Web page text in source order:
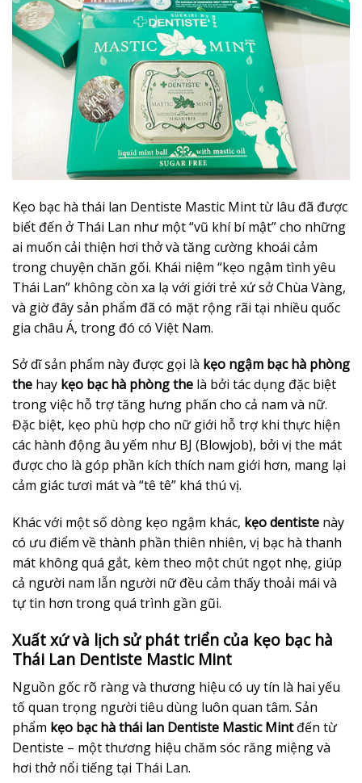
Kẹo bạc hà thái lan Dentiste Mastic Mint từ lâu đã được
biết đến ở Thái Lan như một “vũ khí bí mật” cho những
ai muốn cải thiện hơi thở và tăng cường khoái cảm
trong chuyện chăn gối. Khái niệm “kẹo ngậm tình yêu
Thái Lan” không còn xa lạ với giới trẻ xứ sở Chùa Vàng,
và giờ đây sản phẩm đã có mặt rộng rãi tại nhiều quốc
gia châu Á, trong đó có Việt Nam.
Sở dĩ sản phẩm này được gọi là kẹo ngậm bạc hà phòng
the hay kẹo bạc hà phòng the là bởi tác dụng đặc biệt
trong việc hỗ trợ tăng hưng phấn cho cả nam và nữ.
Đặc biệt, kẹo phù hợp cho nữ giới hỗ trợ khi thực hiện
các hành động âu yếm như BJ (Blowjob), bởi vị the mát
được cho là góp phần kích thích nam giới hơn, mang lại
cảm giác tươi mát và “tê tê” khá thú vị.
Khác với một số dòng kẹo ngậm khác, kẹo dentiste này
có ưu điểm về thành phần thiên nhiên, vị bạc hà thanh
mát không quá gắt, kèm theo một chút ngọt nhẹ, giúp
cả người nam lẫn người nữ đều cảm thấy thoải mái và
tự tin hơn trong quá trình gần gũi.
Xuất xứ và lịch sử phát triển của kẹo bạc hà
Thái Lan Dentiste Mastic Mint
Nguồn gốc rõ ràng và thương hiệu có uy tín là hai yếu
tố quan trọng người tiêu dùng luôn quan tâm. Sản
phẩm kẹo bạc hà thái lan Dentiste Mastic Mintđến từ
Dentiste – một thương hiệu chăm sóc răng miệng và
hơi thở nổi tiếng tại Thái Lan.